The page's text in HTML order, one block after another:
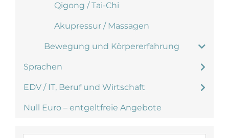
Qigong / Tai-Chi
Akupressur / Massagen
Bewegung und Körpererfahrung
Sprachen
EDV / IT, Beruf und Wirtschaft
Null Euro – entgeltfreie Angebote